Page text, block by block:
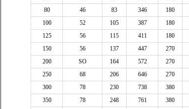
80
46 83 346 180
100
52 105 387 180
125
56 115 411 180
150
56 137 447 270
200
SO 164 572 270
250
68 206 646 270
300
78 230 738 380
350
78 248 761 380